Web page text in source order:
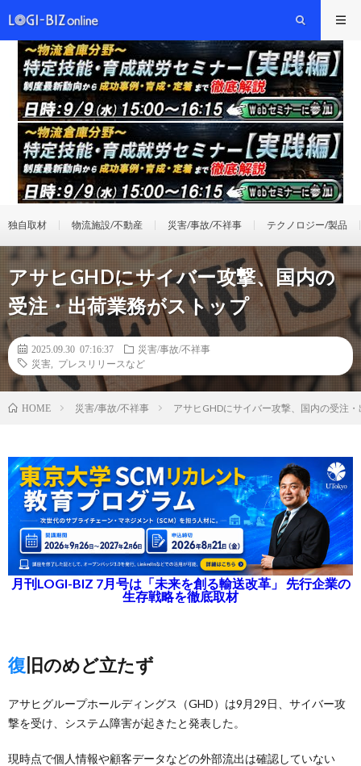
独自取材 物流施設/不動産 災害/事故/不祥事 テクノロジー/製品
アサヒGHDにサイバー攻撃、国内の
受注・出荷業務がストップ
2025.09.30 07:16:37
災害/事故/不祥事
災害
プレスリリースなど
HOME 災害/事故/不祥事 アサヒGHDにサイバー攻撃、国内の受注
月刊LOGI-BIZ 7月号は「未来を創る輸送改革」 先行企業の
生存戦略を徹底取材
復旧のめど立たず
アサヒグループホールディングス（GHD）は9月29日、サイバー攻
撃を受け、システム障害が起きたと発表した。
現時点で個人情報や顧客データなどの外部流出は確認していない